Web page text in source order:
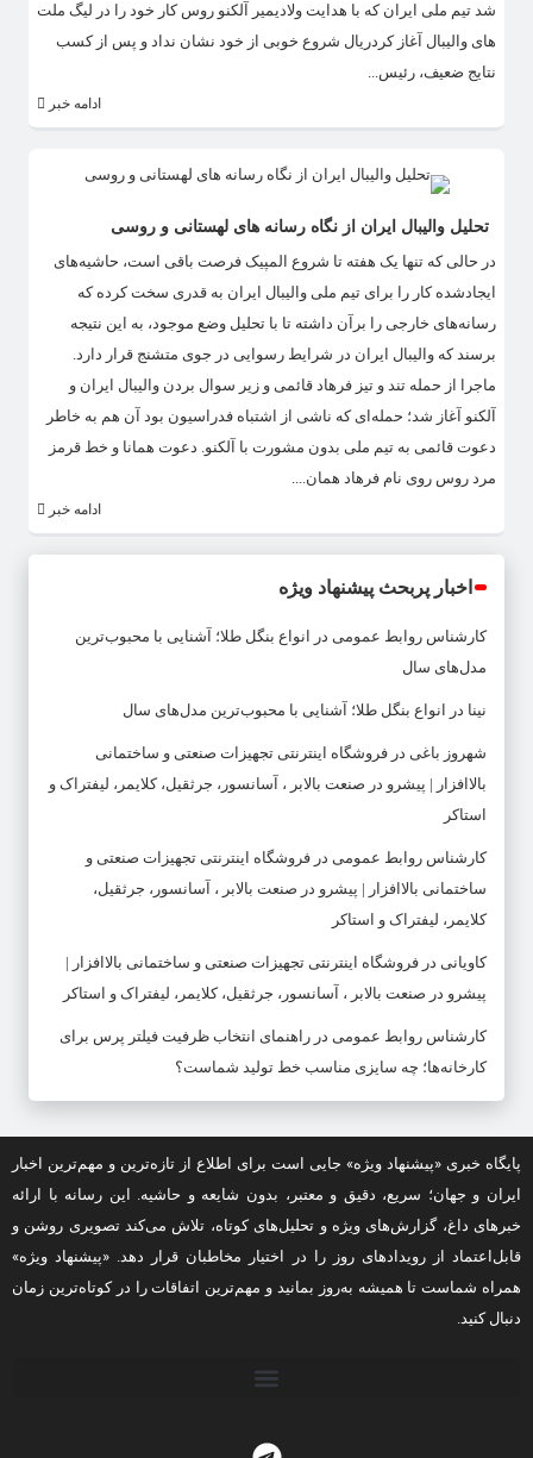
شد تیم ملی ایران که با هدایت ولادیمیر آلکنو روس کار خود را در لیگ ملت
های والیبال آغاز کردریال شروع خوبی از خود نشان نداد و پس از کسب
نتایج ضعیف، رئیس...
ادامه خبر
تحلیل والیبال ایران از نگاه رسانه های لهستانی و روسی
در حالی که تنها یک هفته تا شروع المپیک فرصت باقی است، حاشیه‌های
ایجادشده کار را برای تیم ملی والیبال ایران به قدری سخت کرده که
رسانه‌های خارجی را برآن داشته تا با تحلیل وضع موجود، به این نتیجه
برسند که والیبال ایران در شرایط رسوایی در جوی متشنج قرار دارد.
ماجرا از حمله تند و تیز فرهاد قائمی و زیر سوال بردن والیبال ایران و
آلکنو آغاز شد؛ حمله‌ای که ناشی از اشتباه فدراسیون بود آن هم به خاطر
دعوت قائمی به تیم ملی بدون مشورت با آلکنو. دعوت همانا و خط قرمز
مرد روس روی نام فرهاد همان....
ادامه خبر
اخبار پربحث پیشنهاد ویژه
کارشناس روابط عمومی در
انواع بنگل طلا؛ آشنایی با محبوب‌ترین
مدل‌های سال
نینا در انواع بنگل طلا؛ آشنایی با محبوب‌ترین مدل‌های سال
شهروز باغی در فروشگاه اینترنتی تجهیزات صنعتی و ساختمانی
بالاافزار | پیشرو در صنعت بالابر ، آسانسور، جرثقیل، کلایمر، لیفتراک و
استاکر
کارشناس روابط عمومی در فروشگاه اینترنتی تجهیزات صنعتی و
ساختمانی بالاافزار | پیشرو در صنعت بالابر ، آسانسور، جرثقیل،
کلایمر، لیفتراک و استاکر
کاویانی در فروشگاه اینترنتی تجهیزات صنعتی و ساختمانی بالاافزار |
پیشرو در صنعت بالابر ، آسانسور، جرثقیل، کلایمر، لیفتراک و استاکر
کارشناس روابط عمومی در راهنمای انتخاب ظرفیت فیلتر پرس برای
کارخانه‌ها؛ چه سایزی مناسب خط تولید شماست؟
پایگاه خبری «پیشنهاد ویژه» جایی است برای اطلاع از تازه‌ترین و مهم‌ترین اخبار
ایران و جهان؛ سریع، دقیق و معتبر، بدون شایعه و حاشیه. این رسانه با ارائه
خبرهای داغ، گزارش‌های ویژه و تحلیل‌های کوتاه، تلاش می‌کند تصویری روشن و
قابل‌اعتماد از رویدادهای روز را در اختیار مخاطبان قرار دهد. «پیشنهاد ویژه»
همراه شماست تا همیشه به‌روز بمانید و مهم‌ترین اتفاقات را در کوتاه‌ترین زمان
دنبال کنید.